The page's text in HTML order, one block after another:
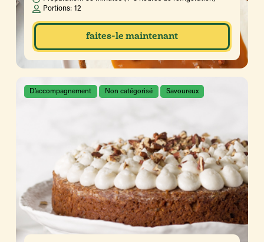
Portions:
12
faites-le maintenant
D’accompagnement Non catégorisé Savoureux